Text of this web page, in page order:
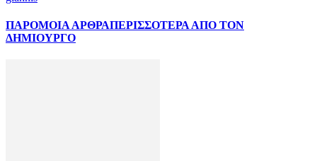
ΠΑΡΟΜΟΙΑ ΑΡΘΡΑΠΕΡΙΣΣΟΤΕΡΑ ΑΠΟ ΤΟΝ
ΔΗΜΙΟΥΡΓΟ